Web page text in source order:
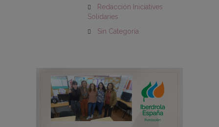
Redacción Iniciatives
Solidaries
Sin Categoría